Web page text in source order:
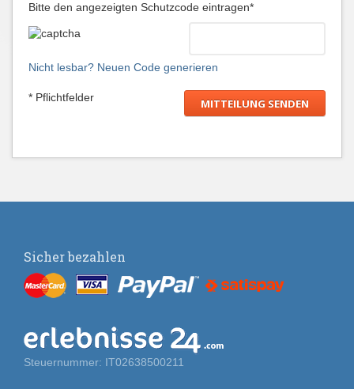
Bitte den angezeigten Schutzcode eintragen*
Nicht lesbar? Neuen Code generieren
* Pflichtfelder
Sicher bezahlen
Steuernummer: IT02638500211